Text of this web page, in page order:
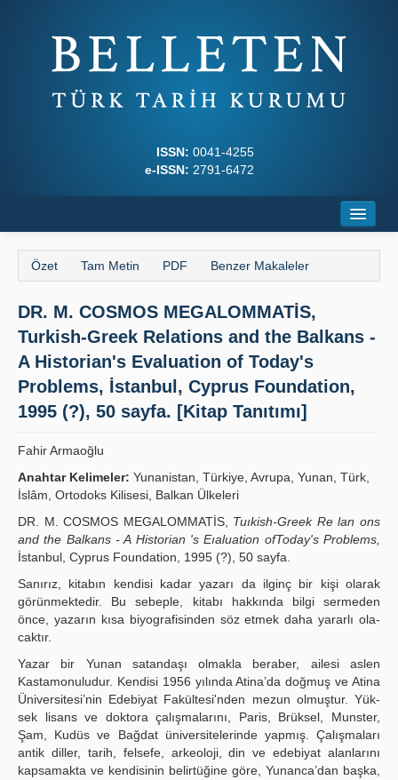
ISSN: 0041-4255
e-ISSN: 2791-6472
Hakkında
Dergi Kurulları
İlkeler
Yayın Politikaları
Kılavuzlar
İletişim
Özet Tam Metin PDF Benzer Makaleler
DR. M. COSMOS MEGALOMMATİS,
Turkish-Greek Relations and the Balkans -
A Historian's Evaluation of Today's
Problems, İstanbul, Cyprus Foundation,
1995 (?), 50 sayfa. [Kitap Tanıtımı]
Fahir Armaoğlu
Anahtar Kelimeler: Yunanistan, Türkiye, Avrupa, Yunan, Türk,
İslâm, Ortodoks Kilisesi, Balkan Ülkeleri
DR. M. COSMOS MEGALOMMATİS, Tuıkish-Greek Re lan ons
and the Balkans - A Historian 's Eıaluation ofToday's Problems,
İstanbul, Cyprus Foundation, 1995 (?), 50 sayfa.
Sanırız, kitabın kendisi kadar yazarı da ilginç bir kişi olarak
görünmektedir. Bu sebeple, kitabı hakkında bilgi sermeden
önce, yazarın kısa biyografisinden söz etmek daha yararlı ola­
caktır.
Yazar bir Yunan satandaşı olmakla beraber, ailesi aslen
Kastamonuludur. Kendisi 1956 yı­lında Atina’da doğmuş ve Atina
Üniversitesi’nin Edebiyat Fakültesi'nden mezun olmuştur. Yük­
sek lisans ve doktora çalışmalarını, Paris, Brüksel, Munster,
Şam, Kudüs ve Bağdat üniversitele­rinde yapmış. Çalışmaları
antik diller, tarih, felsefe, arkeoloji, din ve edebiyat alanlarını
kapsa­makta ve kendisinin belirtüğine göre, Yunanca’dan başka,